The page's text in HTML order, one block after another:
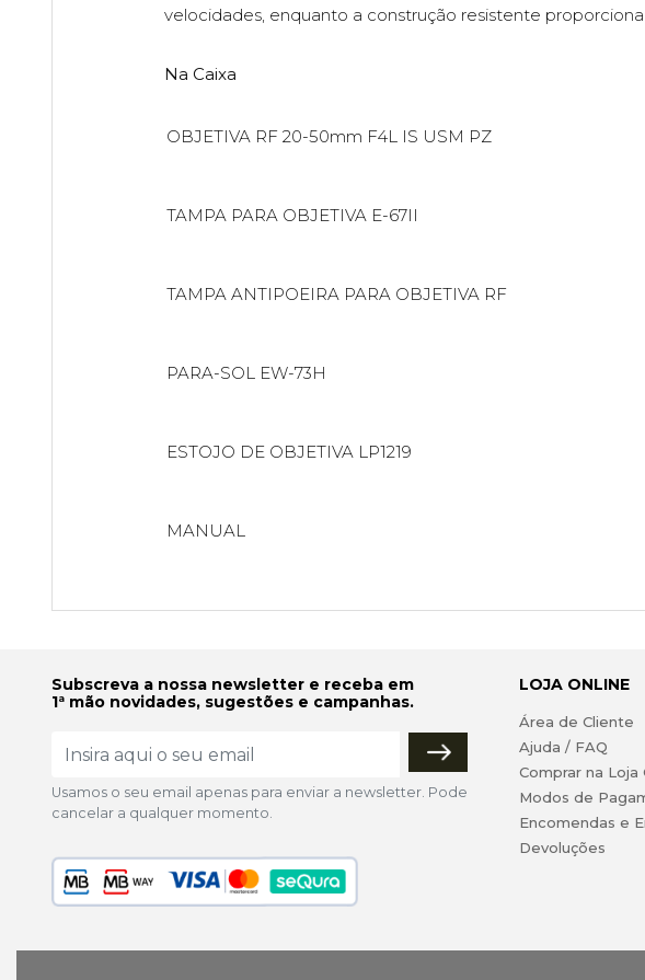
velocidades, enquanto a construção resistente
Na Caixa
OBJETIVA RF 20-50mm F4L IS USM PZ
TAMPA PARA OBJETIVA E-67II
TAMPA ANTIPOEIRA PARA OBJETIVA RF
PARA-SOL EW-73H
ESTOJO DE OBJETIVA LP1219
MANUAL
Subscreva a nossa newsletter e receba em
1ª mão novidades, sugestões e campanhas.
Usamos o seu email apenas para enviar a newsletter. Pode
cancelar a qualquer momento.
LOJA ONLINE
Área de Cliente
Ajuda / FAQ
Comprar na Loja
Modos de
Encomendas e
Devoluções